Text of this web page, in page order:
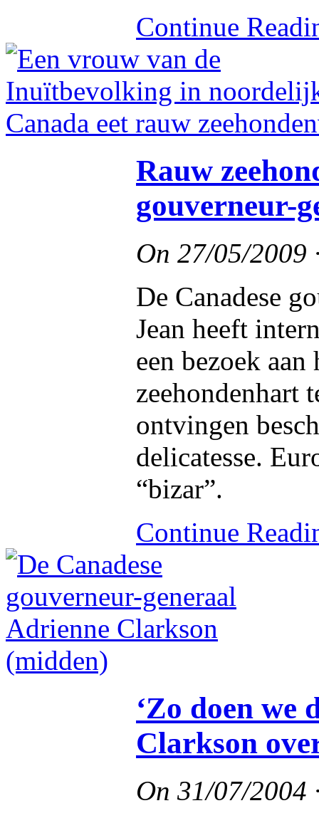
Continue
Rauw
gouverneur-
On 27/05/2009
De Canadese
Jean heeft
een bezoek
zeehondenhart
ontvingen
delicatesse.
“bizar”.
Continue
‘Zo doen we
Clarkson
On 31/07/2004